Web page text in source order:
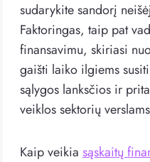
sudarykite sandorį
Faktoringas, taip pat
finansavimu, skiriasi
gaišti laiko ilgiems
sąlygos lanksčios ir
veiklos sektorių
Kaip veikia sąskaitų